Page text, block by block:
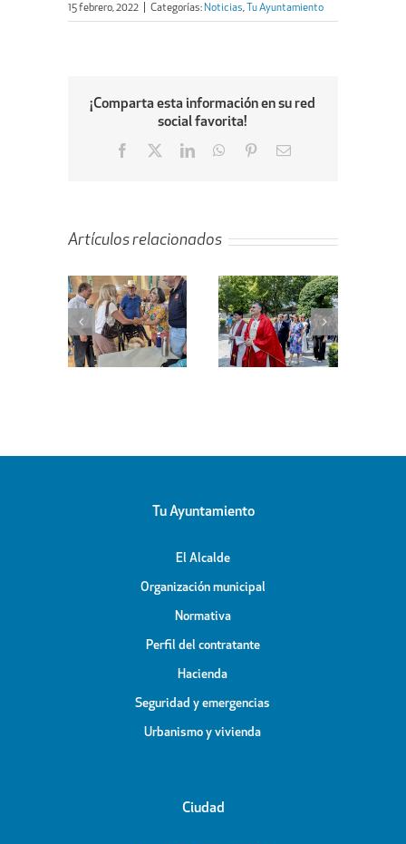
15 febrero, 2022 Categorías: Noticias, Tu Ayuntamiento
¡Comparta esta información en su red
social favorita!
Facebook
LinkedInWhatsApp
PinterestEmail
Artículos relacionados
Villanueva de
la Cañada
celebra el Día
de Santiago
En marcha el
proyecto de
remodelación
de la calle
Tu Ayuntamiento
El Alcalde
Organización municipal
Normativa
Perfil del contratante
Hacienda
Seguridad y emergencias
Urbanismo y vivienda
Ciudad